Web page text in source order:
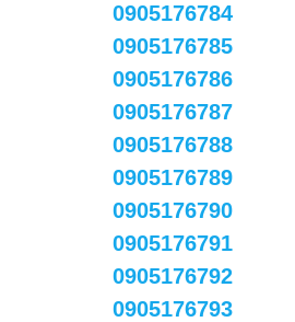
0905176784
0905176785
0905176786
0905176787
0905176788
0905176789
0905176790
0905176791
0905176792
0905176793